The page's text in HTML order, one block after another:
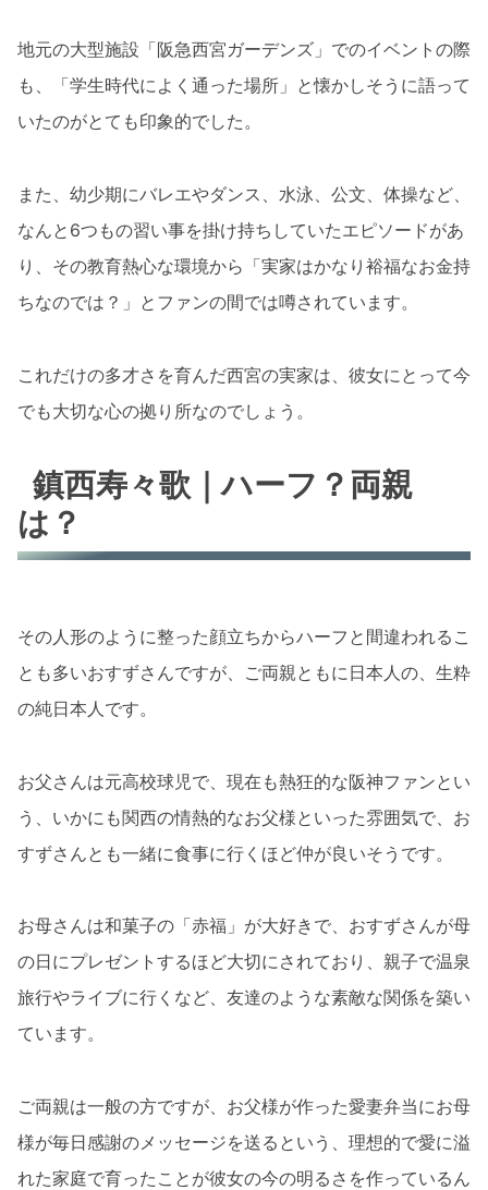
地元の大型施設「阪急西宮ガーデンズ」でのイベントの際
も、「学生時代によく通った場所」と懐かしそうに語って
いたのがとても印象的でした。
また、幼少期にバレエやダンス、水泳、公文、体操など、
なんと6つもの習い事を掛け持ちしていたエピソードがあ
り、その教育熱心な環境から「実家はかなり裕福なお金持
ちなのでは？」とファンの間では噂されています。
これだけの多才さを育んだ西宮の実家は、彼女にとって今
でも大切な心の拠り所なのでしょう。
鎮西寿々歌｜ハーフ？両親
は？
その人形のように整った顔立ちからハーフと間違われるこ
とも多いおすずさんですが、ご両親ともに日本人の、生粋
の純日本人です。
お父さんは元高校球児で、現在も熱狂的な阪神ファンとい
う、いかにも関西の情熱的なお父様といった雰囲気で、お
すずさんとも一緒に食事に行くほど仲が良いそうです。
お母さんは和菓子の「赤福」が大好きで、おすずさんが母
の日にプレゼントするほど大切にされており、親子で温泉
旅行やライブに行くなど、友達のような素敵な関係を築い
ています。
ご両親は一般の方ですが、お父様が作った愛妻弁当にお母
様が毎日感謝のメッセージを送るという、理想的で愛に溢
れた家庭で育ったことが彼女の今の明るさを作っているん